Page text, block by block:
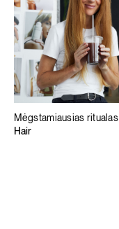
Mėgstamiausias ritualas
Hair